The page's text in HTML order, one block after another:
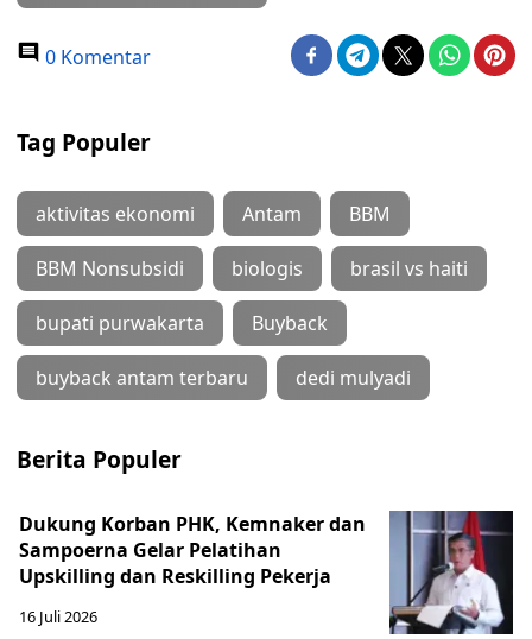
0 Komentar
Tag Populer
aktivitas ekonomi Antam BBM
BBM Nonsubsidi biologis brasil vs haiti
bupati purwakarta Buyback
buyback antam terbaru dedi mulyadi
Berita Populer
Dukung Korban PHK, Kemnaker dan
Sampoerna Gelar Pelatihan
Upskilling dan Reskilling Pekerja
16 Juli 2026